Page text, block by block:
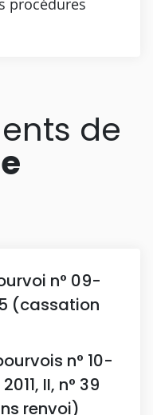
procédures
de
n° 09-
(cassation
n° 10-
II, n° 39
renvoi)